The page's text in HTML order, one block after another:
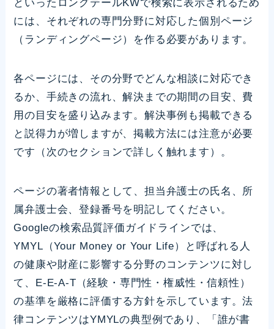
といったロングテールKWで検索に表示されるため
には、それぞれの専門分野に対応した個別ページ
（ランディングページ）を作る必要があります。
各ページには、その分野でどんな相談に対応でき
るか、手続きの流れ、解決までの期間の目安、費
用の目安を盛り込みます。解決事例も掲載できる
と説得力が増しますが、掲載方法には注意が必要
です（次のセクションで詳しく触れます）。
ページの著者情報として、担当弁護士の氏名、所
属弁護士会、登録番号を明記してください。
Googleの検索品質評価ガイドラインでは、
YMYL（Your Money or Your Life）と呼ばれる人
の健康や財産に影響する分野のコンテンツに対し
て、E-E-A-T（経験・専門性・権威性・信頼性）
の基準を厳格に評価する方針を示しています。法
律コンテンツはYMYLの典型例であり、「誰が書